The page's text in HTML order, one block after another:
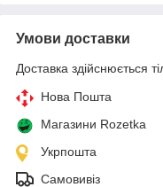
Умови доставки
Доставка здійснюється
Нова Пошта
Магазини Rozetka
Укрпошта
Самовивіз